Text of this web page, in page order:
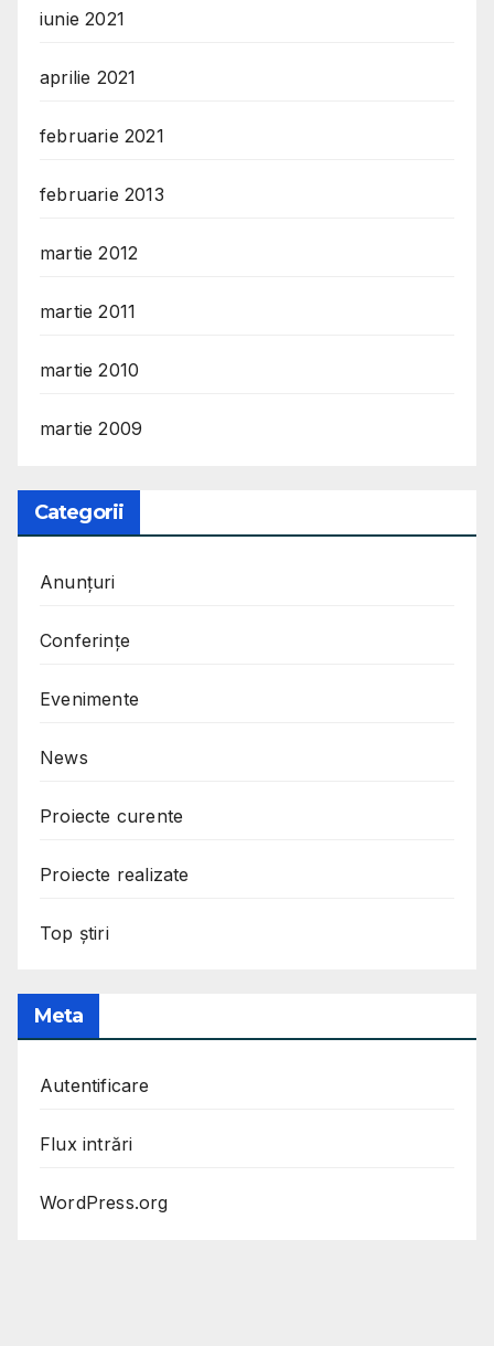
iunie 2021
aprilie 2021
februarie 2021
februarie 2013
martie 2012
martie 2011
martie 2010
martie 2009
Categorii
Anunțuri
Conferințe
Evenimente
News
Proiecte curente
Proiecte realizate
Top știri
Meta
Autentificare
Flux intrări
WordPress.org